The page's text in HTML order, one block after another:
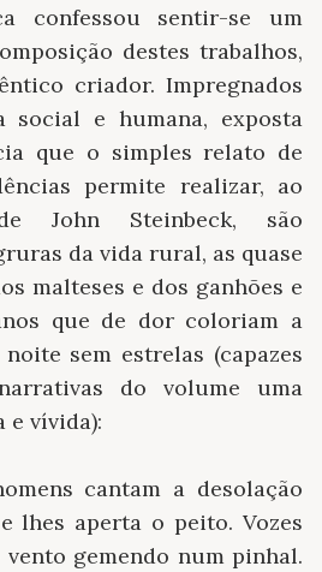
confessou sentir-se um
destes trabalhos,
criador. Impregnados
social e humana, exposta
que o simples relato de
permite realizar, ao
John Steinbeck, são
da vida rural, as quase
malteses e dos ganhões e
que de dor coloriam a
sem estrelas (capazes
do volume uma
e vívida):
cantam a desolação
lhes aperta o peito. Vozes
gemendo num pinhal.